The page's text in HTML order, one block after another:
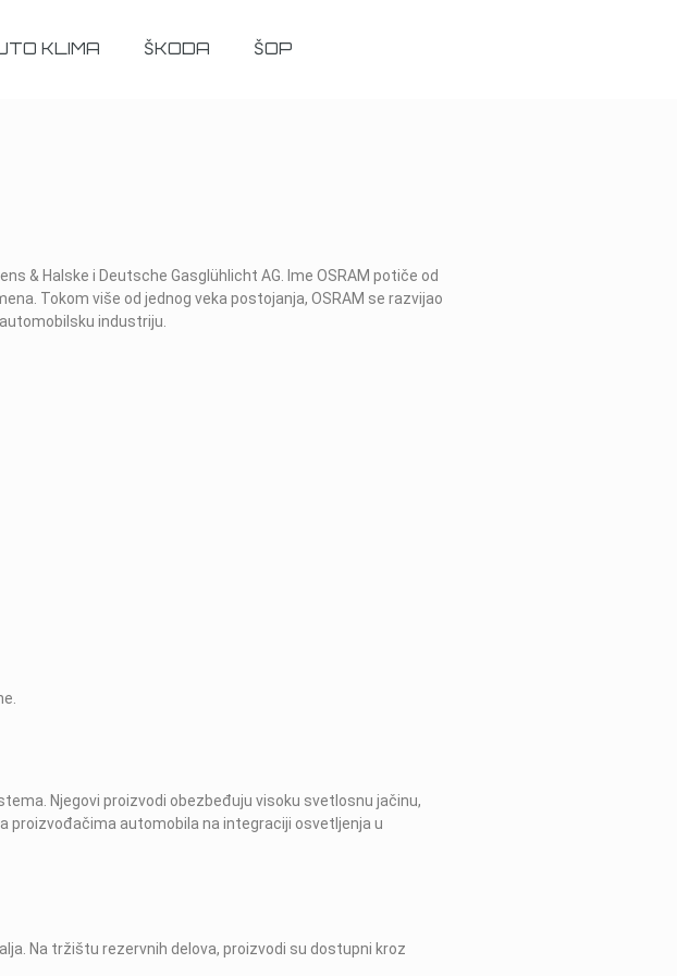
KLIMA ŠKODA ŠOP
& Halske i Deutsche Gasglühlicht AG. Ime OSRAM potiče od
Tokom više od jednog veka postojanja, OSRAM se razvijao
industriju.
Njegovi proizvodi obezbeđuju visoku svetlosnu jačinu,
proizvođačima automobila na integraciji osvetljenja u
Na tržištu rezervnih delova, proizvodi su dostupni kroz